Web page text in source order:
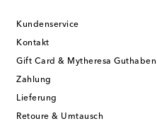
Kundenservice
Kontakt
Gift Card & Mytheresa Guthaben
Zahlung
Lieferung
Retoure & Umtausch